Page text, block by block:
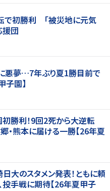
で初勝利 「被災地に元気
援団
悪夢…7年ぶり夏1勝目前で
子園】
勝利！9回2死から大逆転
熊本に届ける一勝【26年夏
大のスタメン発表！ともに頼
投手戦に期待【26年夏甲子